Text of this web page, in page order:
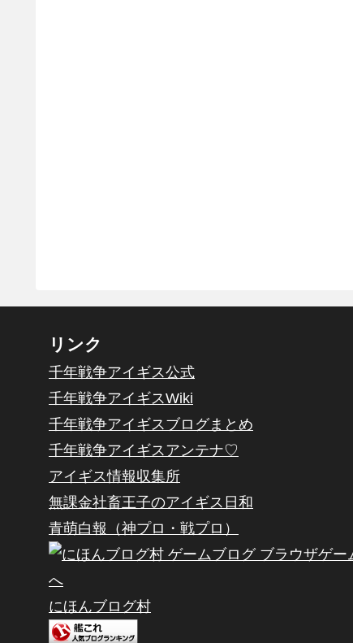
リンク
千年戦争アイギス公式
千年戦争アイギスWiki
千年戦争アイギスブログまとめ
千年戦争アイギスアンテナ♡
アイギス情報収集所
無課金社畜王子のアイギス日和
青萌白報（神プロ・戦プロ）
にほんブログ村